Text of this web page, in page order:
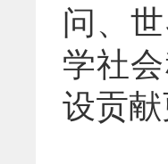
问、
学社
设贡